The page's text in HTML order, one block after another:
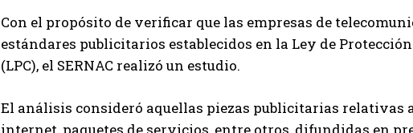
Con el propósito de verificar que las empresas de
estándares publicitarios establecidos en la Ley de
(LPC), el SERNAC realizó un estudio.
El análisis consideró aquellas piezas publicitarias relativas
internet, paquetes de servicios, entre otros, difundidas en